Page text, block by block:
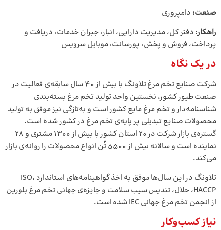
صنعت: دامپروری
راهکار: دفتر کل، مدیریت دارایی، انبار، جبران خدمات، دریافت و
پرداخت، فروش و پخش، پورسانت، موبایل سرویس
در یک نگاه
شرکت صنایع تخم مرغ تلاونگ با بیش از ۴۰ سال سابقه‌ی فعالیت در
صنعت طیور کشور، نخستین واحد تولید تخم‌ مرغ بسته‌بندی
شناسنامه‌دار و تخم‌ مرغ مایع کشور است و به‌تازگی نیز موفق به تولید
محصولات صنایع تبدیلی پر پایه‌ی تخم‌ مرغ در کشور شده است.
گستره‌ی بازار شرکت در ۲۰ استان کشور با بیش از ۱۳۰۰ مشتری و ۲۸
نماینده است و سالانه بیش از ۵۵۰۰ تُن انواع محصولات را روانه‌ی بازار
می‌کند.
تلاونگ در این سال‌ها موفق به اخذ گواهینامه‌های استاندارد ISO،
HACCP، حلال، تندیس سیب سلامت و جایزه‌ی جهانی تخم مرغ بلورین
از انجمن تخم‌ مرغ جهانی IEC شده است.
نیاز کسب‌وکار